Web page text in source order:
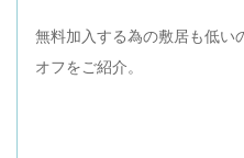
無料加入する為の敷居も低い
オフをご紹介。